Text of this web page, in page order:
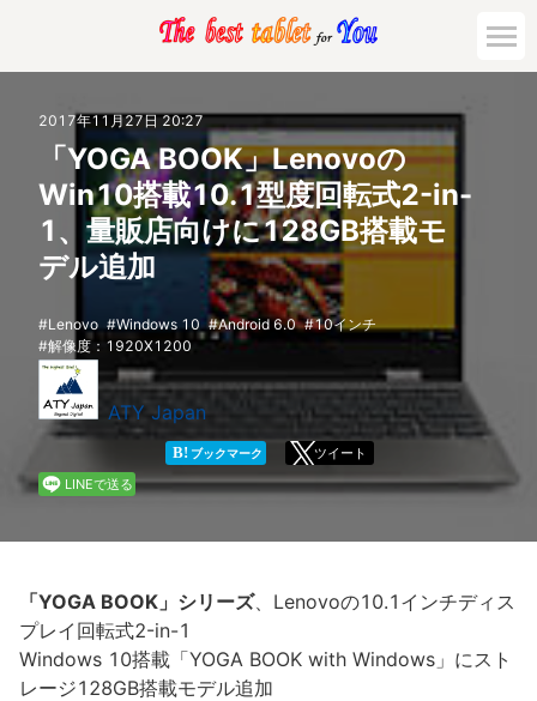
活用対策と事例
主要機種の比較
ゲーミング
2017年11月27日 20:27
「YOGA BOOK」Lenovoの
Win10搭載10.1型度回転式2-in-
1、量販店向けに128GB搭載モ
デル追加
Lenovo Windows 10 Android 6.0
10インチ
解像度：1920X1200
ATY Japan
B! ブックマーク
ツイート
LINEで送る
「YOGA BOOK」シリーズ、Lenovoの10.1インチディス
プレイ回転式2-in-1
Windows 10搭載「YOGA BOOK with Windows」にスト
レージ128GB搭載モデル追加